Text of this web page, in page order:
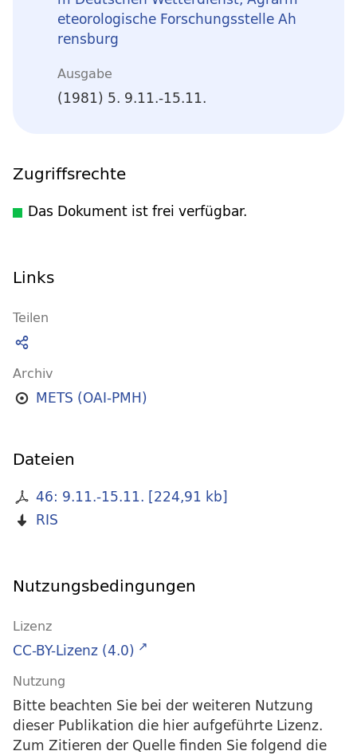
eteorologische Forschungsstelle Ah
rensburg
Ausgabe
(1981) 5. 9.11.-15.11.
Zugriffsrechte
Das Dokument ist frei verfügbar.
Links
Teilen
Archiv
METS (OAI-PMH)
Dateien
46: 9.11.-15.11. [224,91 kb]
RIS
Nutzungsbedingungen
Lizenz
CC-BY-Lizenz (4.0)
Nutzung
Bitte beachten Sie bei der weiteren Nutzung
dieser Publikation die hier aufgeführte Lizenz.
Zum Zitieren der Quelle finden Sie folgend die